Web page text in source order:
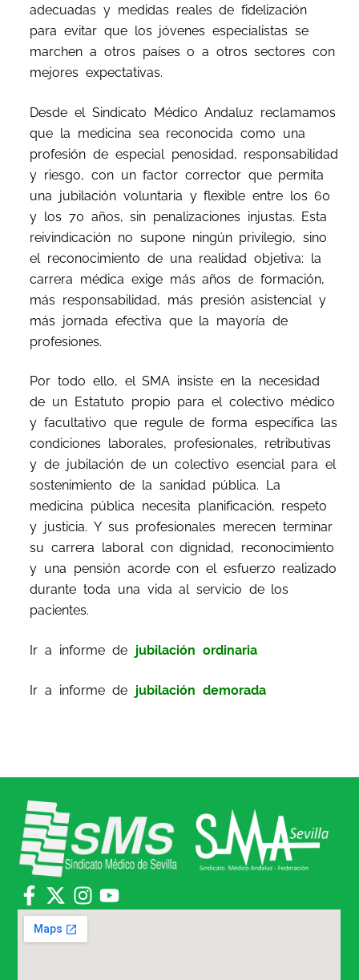
adecuadas y medidas reales de fidelización
para evitar que los jóvenes especialistas se
marchen a otros países o a otros sectores con
mejores expectativas.
Desde el Sindicato Médico Andaluz reclamamos
que la medicina sea reconocida como una
profesión de especial penosidad, responsabilidad
y riesgo, con un factor corrector que permita
una jubilación voluntaria y flexible entre los 60
y los 70 años, sin penalizaciones injustas. Esta
reivindicación no supone ningún privilegio, sino
el reconocimiento de una realidad objetiva: la
carrera médica exige más años de formación,
más responsabilidad, más presión asistencial y
más jornada efectiva que la mayoría de
profesiones.
Por todo ello, el SMA insiste en la necesidad
de un Estatuto propio para el colectivo médico
y facultativo que regule de forma específica las
condiciones laborales, profesionales, retributivas
y de jubilación de un colectivo esencial para el
sostenimiento de la sanidad pública. La
medicina pública necesita planificación, respeto
y justicia. Y sus profesionales merecen terminar
su carrera laboral con dignidad, reconocimiento
y una pensión acorde con el esfuerzo realizado
durante toda una vida al servicio de los
pacientes.
Ir a informe de jubilación ordinaria
Ir a informe de jubilación demorada